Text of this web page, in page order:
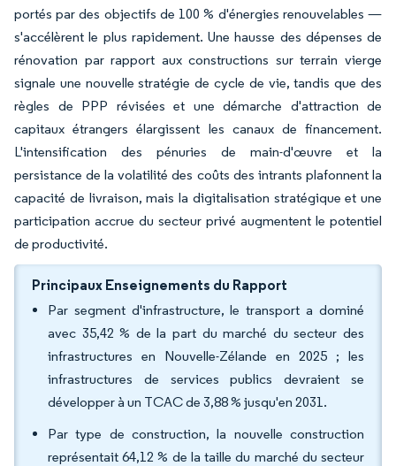
portés par des objectifs de 100 % d'énergies renouvelables —
s'accélèrent le plus rapidement. Une hausse des dépenses de
rénovation par rapport aux constructions sur terrain vierge
signale une nouvelle stratégie de cycle de vie, tandis que des
règles de PPP révisées et une démarche d'attraction de
capitaux étrangers élargissent les canaux de financement.
L'intensification des pénuries de main-d'œuvre et la
persistance de la volatilité des coûts des intrants plafonnent la
capacité de livraison, mais la digitalisation stratégique et une
participation accrue du secteur privé augmentent le potentiel
de productivité.
Principaux Enseignements du Rapport
Par segment d'infrastructure, le transport a dominé
avec 35,42 % de la part du marché du secteur des
infrastructures en Nouvelle-Zélande en 2025 ; les
infrastructures de services publics devraient se
développer à un TCAC de 3,88 % jusqu'en 2031.
Par type de construction, la nouvelle construction
représentait 64,12 % de la taille du marché du secteur